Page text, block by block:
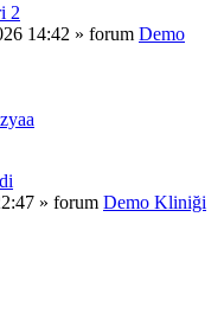
2
14:42 » forum Demo
» forum Demo Kliniği